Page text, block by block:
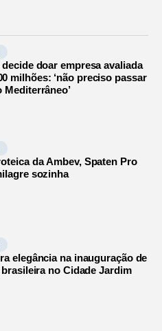
doar empresa avaliada
milhões: ‘não preciso passar
Mediterrâneo’
da Ambev, Spaten Pro
sozinha
elegância na inauguração de
no Cidade Jardim